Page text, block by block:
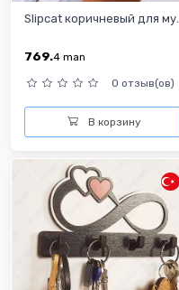
Slipcat коричневый для му...
769.4 man
0 отзыв(ов)
В корзину